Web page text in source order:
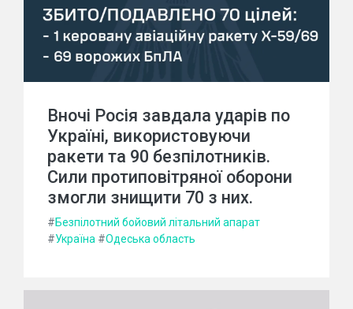
Вночі Росія завдала ударів по
Україні, використовуючи
ракети та 90 безпілотників.
Сили протиповітряної оборони
змогли знищити 70 з них.
#Безпілотний бойовий літальний апарат
#Україна #Одеська область